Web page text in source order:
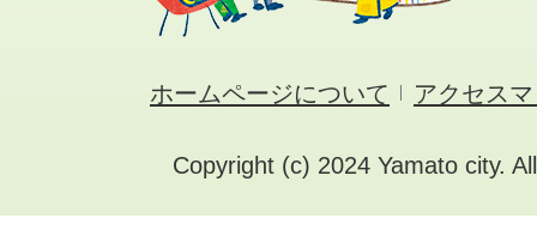
ホームページについて アクセス
Copyright (c) 2024 Yamato city.